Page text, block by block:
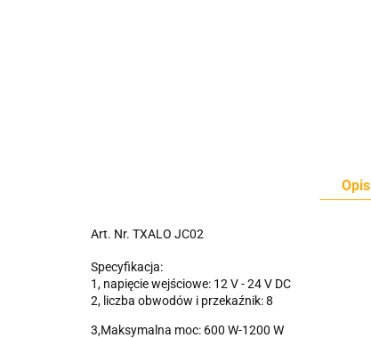
Opis
Art. Nr. TXALO JC02
Specyfikacja:
1, napięcie wejściowe: 12 V - 24 V DC
2, liczba obwodów i przekaźnik: 8
3,Maksymalna moc: 600 W-1200 W